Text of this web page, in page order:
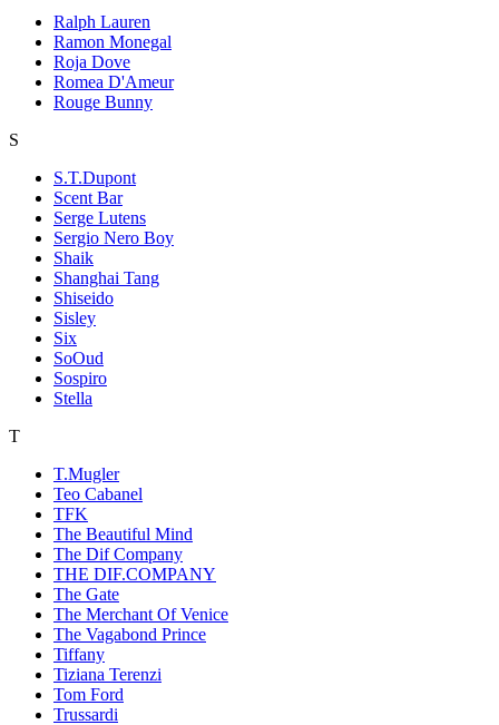
Ralph Lauren
Ramon Monegal
Roja Dove
Romea D'Ameur
Rouge Bunny
S
S.T.Dupont
Scent Bar
Serge Lutens
Sergio Nero Boy
Shaik
Shanghai Tang
Shiseido
Sisley
Six
SoOud
Sospiro
Stella
T
T.Mugler
Teo Cabanel
TFK
The Beautiful Mind
The Dif Company
THE DIF.COMPANY
The Gate
The Merchant Of Venice
The Vagabond Prince
Tiffany
Tiziana Terenzi
Tom Ford
Trussardi